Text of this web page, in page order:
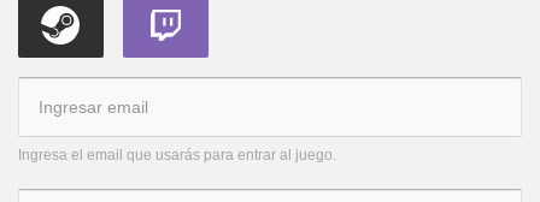
Ingresa el email que usarás para entrar al juego.